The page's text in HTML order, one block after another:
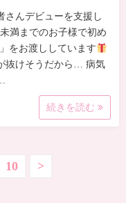
さんデビューを支援し
満までのお子様で初め
をお渡ししています
抜けそうだから… 病気
続きを読む
10 >